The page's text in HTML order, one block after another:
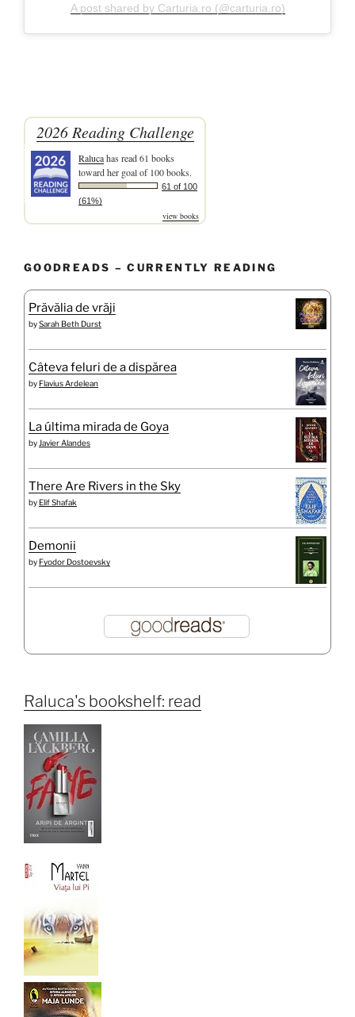
A post shared by Carturia.ro (@carturia.ro)
2026 Reading Challenge
Ralucahas read 61 books
toward her goal of 100 books.
61 of 100
(61%)
view books
GOODREADS – CURRENTLY READING
Prăvălia de vrăji
bySarah Beth Durst
Câteva feluri de a dispărea
by Flavius Ardelean
La última mirada de Goya
by Javier Alandes
There Are Rivers in the Sky
by Elif Shafak
Demonii
by Fyodor Dostoevsky
Raluca's bookshelf: read